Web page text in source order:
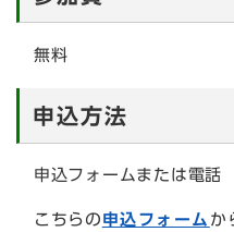
無料
申込方法
申込フォームまたは電話
こちらの 申込フォーム か